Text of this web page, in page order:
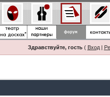
Здравствуйте, гость( Вход|